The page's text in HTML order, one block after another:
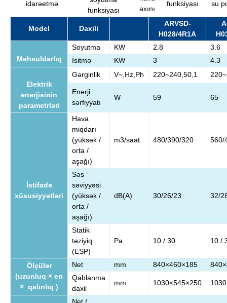
Model Daxili
ARVSD-
H028/4R1A
Məhsuldarlıq
Soyutma KW 2.8
3.6
İsitmə
KW 3 4.3
Elektrik
enerjisinin
parametrləri
Gərginlik V~,Hz,Ph 220~240,50,1
Enerji
sərfiyyatı
W 59 65
İstifadə
xüsusiyyətləri
Hava
miqdarı
(yüksək /
orta /
aşağı)
m3/saat 480/390/320 560/
Səs
səviyyəsi
(yüksək /
orta /
aşağı)
dB(A) 30/26/23 32/
Statik
təziyiq
(ESP)
Pa 10 / 30 10 /
Ölçülər
(uzunluq × en
× qalınlıq )
Net mm 840×460×185
Qablanma
daxil
mm 1030×545×250